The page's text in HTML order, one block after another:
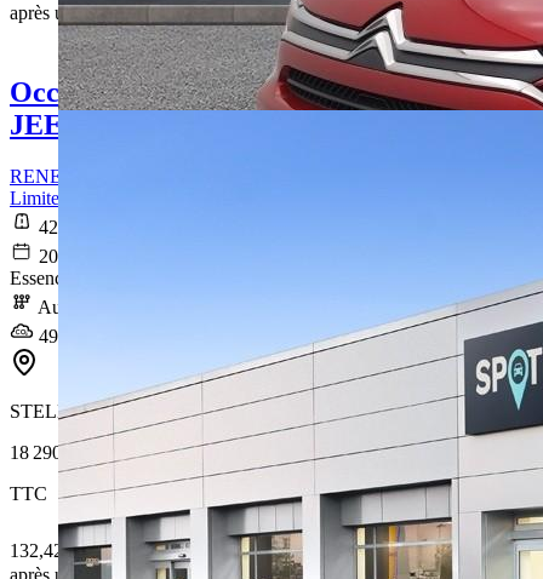
après un premier loyer de 4 197 €
Occasion
JEEP RENEGADE
RENEGADE 1.3 Turbo T4 190 ch PHEV BVA6 4xe eAWD
Limited
42 154 km
2021-12-29
Essence / Courant électrique
Automatique
49 g/km
STELLANTIS &YOU LYON VAISE
18 290 €
TTC
132,42 € /Mois
après un premier loyer de 5 487 €